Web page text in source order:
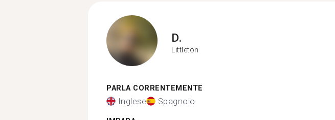
D.
Littleton
PARLA CORRENTEMENTE
Inglese Spagnolo